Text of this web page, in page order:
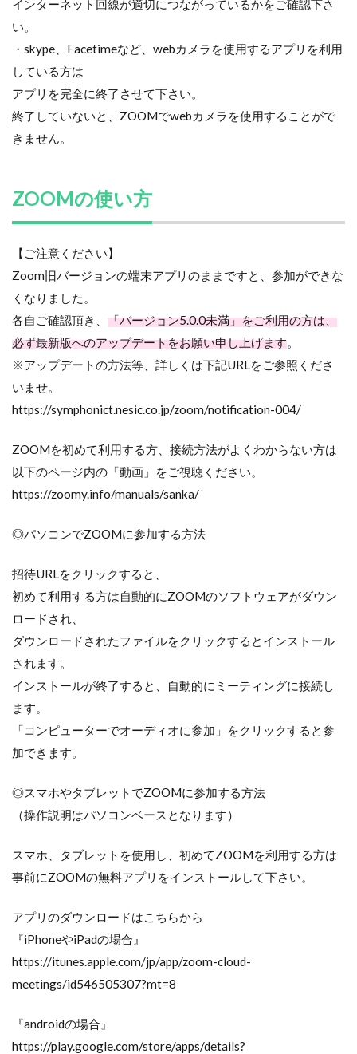
インターネット回線が適切につながっているかをご確認下さ
い。
・skype、Facetimeなど、webカメラを使用するアプリを利用
している方は
アプリを完全に終了させて下さい。
終了していないと、ZOOMでwebカメラを使用することがで
きません。
ZOOMの使い方
【ご注意ください】
Zoom旧バージョンの端末アプリのままですと、参加ができな
くなりました。
各自ご確認頂き、 「バージョン5.0.0未満」をご利用の方は、
必ず最新版へのアップデートをお願い申し上げます。
※アップデートの方法等、詳しくは下記URLをご参照くださ
いませ。
https://symphonict.nesic.co.jp/zoom/notification-004/
ZOOMを初めて利用する方、接続方法がよくわからない方は
以下のページ内の「動画」をご視聴ください。
https://zoomy.info/manuals/sanka/
◎パソコンでZOOMに参加する方法
招待URLをクリックすると、
初めて利用する方は自動的にZOOMのソフトウェアがダウン
ロードされ、
ダウンロードされたファイルをクリックするとインストール
されます。
インストールが終了すると、自動的にミーティングに接続し
ます。
「コンピューターでオーディオに参加」をクリックすると参
加できます。
◎スマホやタブレットでZOOMに参加する方法
（操作説明はパソコンベースとなります）
スマホ、タブレットを使用し、初めてZOOMを利用する方は
事前にZOOMの無料アプリをインストールして下さい。
アプリのダウンロードはこちらから
『iPhoneやiPadの場合』
https://itunes.apple.com/jp/app/zoom-cloud-
meetings/id546505307?mt=8
『androidの場合』
https://play.google.com/store/apps/details?